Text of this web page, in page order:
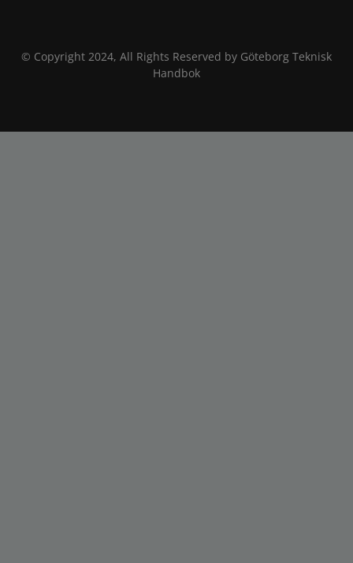
© Copyright 2024, All Rights Reserved by Göteborg Teknisk
Handbok